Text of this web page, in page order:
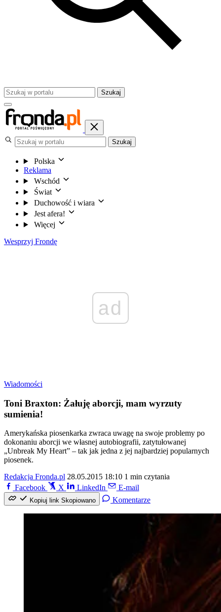
Szukaj
Szukaj
Polska
Reklama
Wschód
Świat
Duchowość i wiara
Jest afera!
Więcej
Wesprzyj Frondę
ad
Wiadomości
Toni Braxton: Żałuję aborcji, mam wyrzuty
sumienia!
Amerykańska piosenkarka zwraca uwagę na swoje problemy po
dokonaniu aborcji we własnej autobiografii, zatytułowanej
„Unbreak My Heart” – tak jak jedna z jej najbardziej popularnych
piosenek.
Redakcja Fronda.pl 28.05.2015 18:10 1 min czytania
Facebook
X LinkedIn E-mail
Kopiuj link Skopiowano Komentarze